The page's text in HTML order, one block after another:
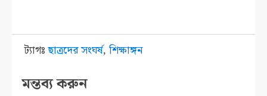
ট্যাগঃছাত্রদের সংঘর্ষ,শিক্ষাঙ্গন
মন্তব্য করুন